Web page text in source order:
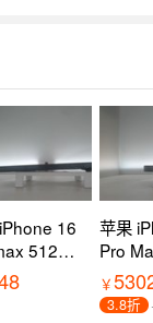
16
512G
金属 国行
全网通
苹果
Pro
黑色
99新
￥
3.8折